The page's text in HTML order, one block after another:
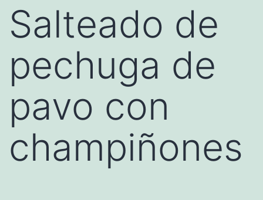
Salteado de
pechuga de
pavo con
champiñones